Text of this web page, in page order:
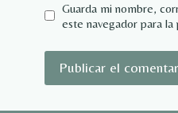
Guarda mi nombre,
este navegador para